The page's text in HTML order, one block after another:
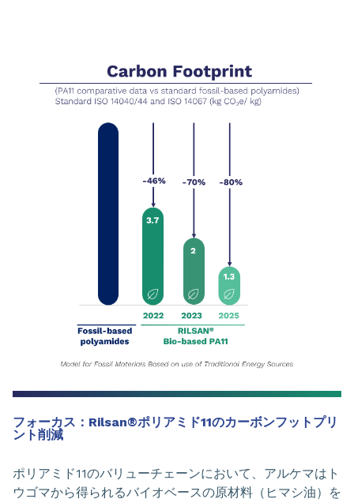
フォーカス：Rilsan®ポリアミド11のカーボンフットプリ
ント削減
ポリアミド11のバリューチェーンにおいて、アルケマはト
ウゴマから得られるバイオベースの原材料（ヒマシ油）を